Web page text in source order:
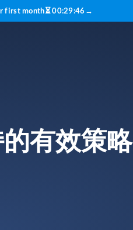
first month⏳00:29:45 →
有效策略